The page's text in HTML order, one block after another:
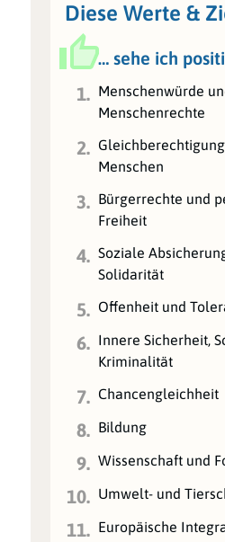
Diese Werte &
… sehe ich
1. Menschenwürde
Menschenrechte
2.
Menschen
3. Bürgerrechte und
Freiheit
4. Soziale
Solidarität
5. Offenheit und
6. Innere Sicherheit,
Kriminalität
7. Chancengleichheit
8. Bildung
9. Wissenschaft und
10. Umwelt- und
11. Europäische